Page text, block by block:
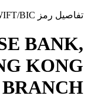
تفاصيل رمز SWIFT/BIC
BANK,
KONG
BRANCH